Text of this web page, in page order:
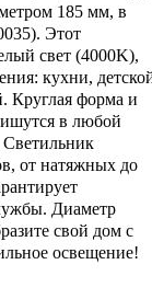
185 мм, в
Этот
свет (4000K),
кухни,
Круглая форма и
в любой
Светильник
от натяжных до
Диаметр
свой дом с
освещение!